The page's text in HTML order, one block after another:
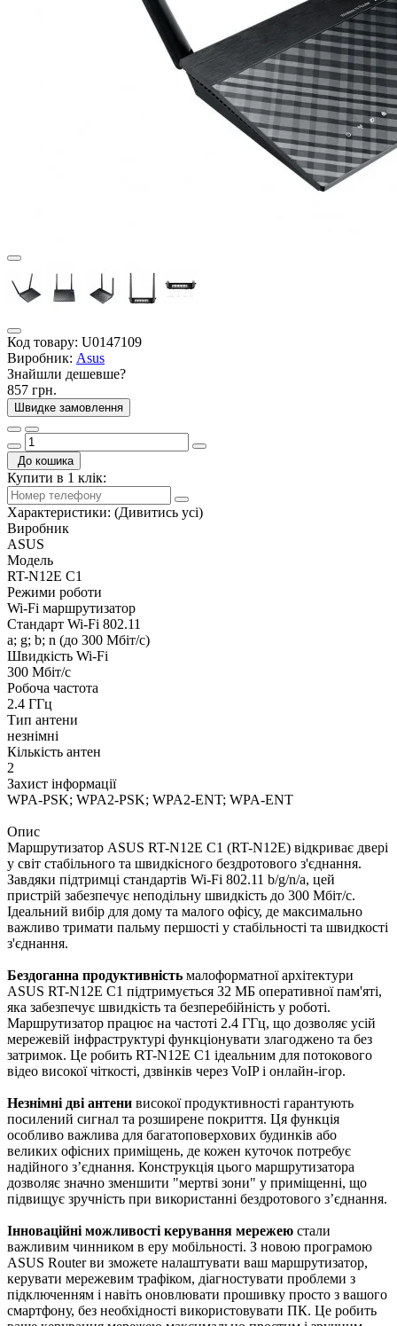
Код товару: U0147109
Виробник: Asus
Знайшли дешевше?
857 грн.
Швидке замовлення
До кошика
Купити в 1 клік:
Характеристики: (Дивитись усі)
Виробник
ASUS
Модель
RT-N12E C1
Режими роботи
Wi-Fi маршрутизатор
Стандарт Wi-Fi 802.11
a; g; b; n (до 300 Мбіт/с)
Швидкість Wi-Fi
300 Мбіт/с
Робоча частота
2.4 ГГц
Тип антени
незнімні
Кількість антен
2
Захист інформації
WPA-PSK; WPA2-PSK; WPA2-ENT; WPA-ENT
Опис
Маршрутизатор ASUS RT-N12E C1 (RT-N12E) відкриває двері
у світ стабільного та швидкісного бездротового з'єднання.
Завдяки підтримці стандартів Wi-Fi 802.11 b/g/n/a, цей
пристрій забезпечує неподільну швидкість до 300 Мбіт/с.
Ідеальний вибір для дому та малого офісу, де максимально
важливо тримати пальму першості у стабільності та швидкості
з'єднання.
Бездоганна продуктивність малоформатної архітектури
ASUS RT-N12E C1 підтримується 32 МБ оперативної пам'яті,
яка забезпечує швидкість та безперебійність у роботі.
Маршрутизатор працює на частоті 2.4 ГГц, що дозволяє усій
мережевій інфраструктурі функціонувати злагоджено та без
затримок. Це робить RT-N12E C1 ідеальним для потокового
відео високої чіткості, дзвінків через VoIP і онлайн-ігор.
Незнімні дві антени високої продуктивності гарантують
посилений сигнал та розширене покриття. Ця функція
особливо важлива для багатоповерхових будинків або
великих офісних приміщень, де кожен куточок потребує
надійного з’єднання. Конструкція цього маршрутизатора
дозволяє значно зменшити "мертві зони" у приміщенні, що
підвищує зручність при використанні бездротового з’єднання.
Інноваційні можливості керування мережею стали
важливим чинником в еру мобільності. З новою програмою
ASUS Router ви зможете налаштувати ваш маршрутизатор,
керувати мережевим трафіком, діагностувати проблеми з
підключенням і навіть оновлювати прошивку просто з вашого
смартфону, без необхідності використовувати ПК. Це робить